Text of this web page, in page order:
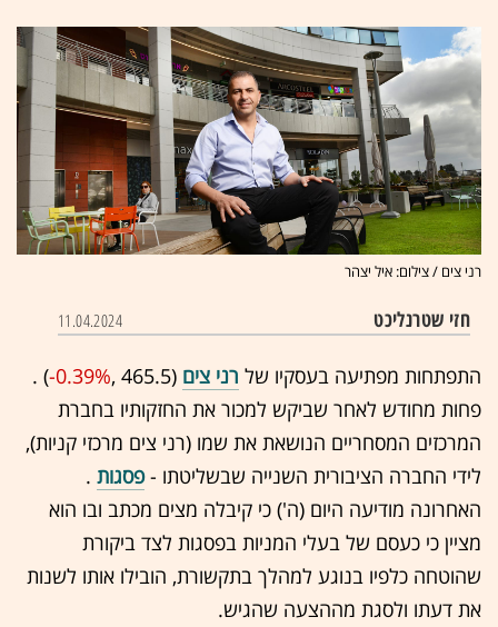
רני צים / צילום: איל יצהר
חזי שטרנליכט 11.04.2024
התפתחות מפתיעה בעסקיו של רני צים (465.5 ,‎
-0.39%
‏) .
פחות מחודש לאחר שביקש למכור את החזקותיו בחברת
המרכזים המסחריים הנושאת את שמו (רני צים מרכזי קניות),
לידי החברה הציבורית השנייה שבשליטתו -פסגות .
האחרונה מודיעה היום (ה') כי קיבלה מצים מכתב ובו הוא
מציין כי כעסם של בעלי המניות בפסגות לצד ביקורת
שהוטחה כלפיו בנוגע למהלך בתקשורת, הובילו אותו לשנות
את דעתו ולסגת מההצעה שהגיש.